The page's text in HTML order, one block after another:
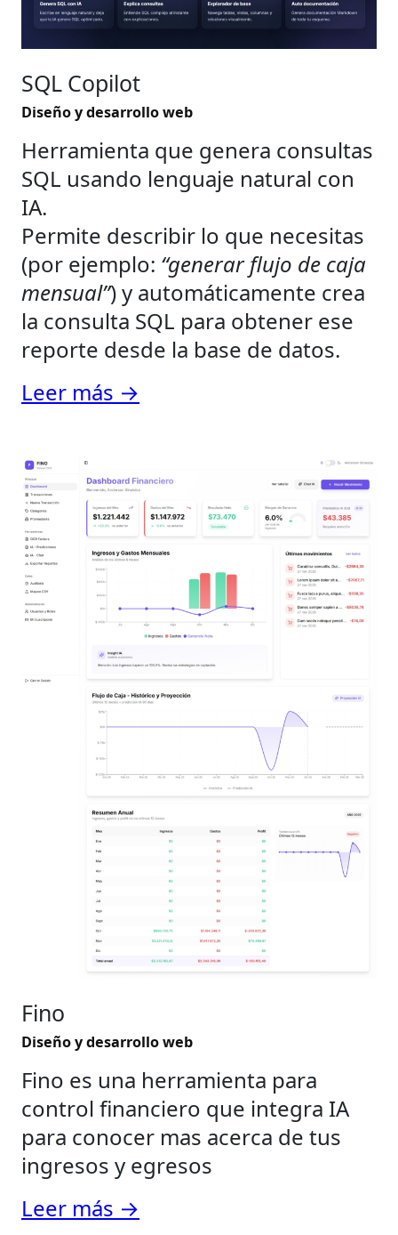
SQL Copilot
Diseño y desarrollo web
Herramienta que genera consultas
SQL usando lenguaje natural con
IA.
Permite describir lo que necesitas
(por ejemplo: “generar flujo de caja
mensual”) y automáticamente crea
la consulta SQL para obtener ese
reporte desde la base de datos.
Leer más →
Fino
Diseño y desarrollo web
Fino es una herramienta para
control financiero que integra IA
para conocer mas acerca de tus
ingresos y egresos
Leer más →